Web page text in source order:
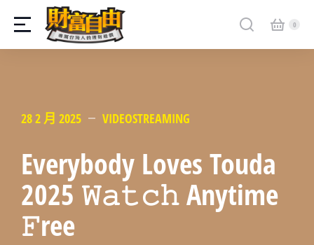
28 2 月 2025 VIDEOSTREAMING
Everybody Loves Touda
2025 𝚆𝚊𝚝𝚌𝚑 Anytime
𝙵ree